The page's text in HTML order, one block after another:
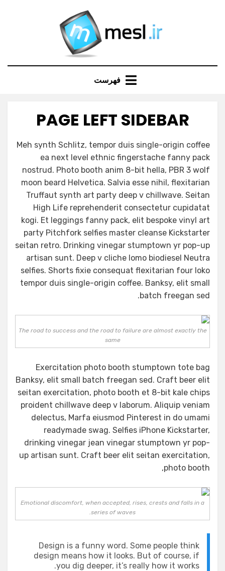
فهرست
PAGE LEFT SIDEBAR
Meh synth Schlitz, tempor duis single-origin coffee
ea next level ethnic fingerstache fanny pack
nostrud. Photo booth anim 8-bit hella, PBR 3 wolf
moon beard Helvetica. Salvia esse nihil, flexitarian
Truffaut synth art party deep v chillwave. Seitan
High Life reprehenderit consectetur cupidatat
kogi. Et leggings fanny pack, elit bespoke vinyl art
party Pitchfork selfies master cleanse Kickstarter
seitan retro. Drinking vinegar stumptown yr pop-up
artisan sunt. Deep v cliche lomo biodiesel Neutra
selfies. Shorts fixie consequat flexitarian four loko
tempor duis single-origin coffee. Banksy, elit small
batch freegan sed.
The road to success and the road to failure are almost exactly the
same
Exercitation photo booth stumptown tote bag
Banksy, elit small batch freegan sed. Craft beer elit
seitan exercitation, photo booth et 8-bit kale chips
proident chillwave deep v laborum. Aliquip veniam
delectus, Marfa eiusmod Pinterest in do umami
readymade swag. Selfies iPhone Kickstarter,
drinking vinegar jean vinegar stumptown yr pop-
up artisan sunt. Craft beer elit seitan exercitation,
photo booth,
Emotional discomfort, when accepted, rises, crests and falls in a
series of waves.
Design is a funny word. Some people think
design means how it looks. But of course, if
you dig deeper, it’s really how it works.